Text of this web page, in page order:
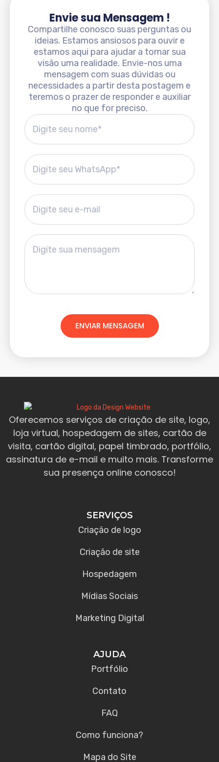
Envie sua Mensagem !
Compartilhe conosco suas perguntas ou
ideias. Estamos ansiosos para ouvir e
estamos aqui para ajudar a tornar sua
visão uma realidade. Envie-nos uma
mensagem com suas dúvidas ou
necessidades a partir desta postagem e
teremos o prazer de responder e auxiliar
no que for preciso.
ENVIAR MENSAGEM
Oferecemos serviços de criação de site, logo,
loja virtual, hospedagem de sites, cartão de
visita, cartão digital, papel timbrado, portfólio,
assinatura de e-mail e muito mais. Transforme
sua presença online conosco!
SERVIÇOS
Criação de logo
Criação de site
Hospedagem
Mídias Sociais
Marketing Digital
AJUDA
Portfólio
Contato
FAQ
Como funciona?
Mapa do Site